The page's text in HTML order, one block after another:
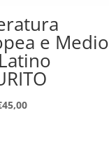
e Medio
45,00Il